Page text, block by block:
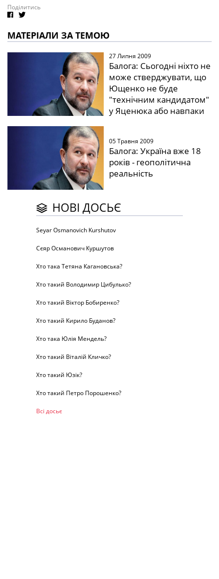
Поділитись
МАТЕРІАЛИ ЗА ТЕМОЮ
27 Липня 2009
Балога: Сьогодні ніхто не
може стверджувати, що
Ющенко не буде
"технічним кандидатом"
у Яценюка або навпаки
05 Травня 2009
Балога: Україна вже 18
років - геополітична
реальність
НОВІ ДОСЬЄ
Seyar Osmanovich Kurshutov
Сєяр Османович Куршутов
Хто така Тетяна Кагановська?
Хто такий Володимир Цибулько?
Хто такий Віктор Бобиренко?
Хто такий Кирило Буданов?
Хто така Юлія Мендель?
Хто такий Віталій Кличко?
Хто такий Юзік?
Хто такий Петро Порошенко?
Всі досьє